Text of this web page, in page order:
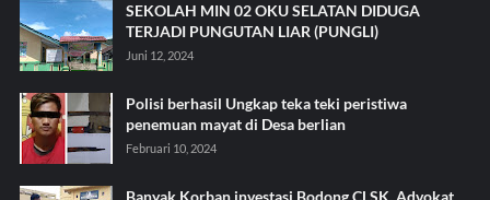
SEKOLAH MIN 02 OKU SELATAN DIDUGA
TERJADI PUNGUTAN LIAR (PUNGLI)
Juni 12, 2024
Polisi berhasil Ungkap teka teki peristiwa
penemuan mayat di Desa berlian
Februari 10, 2024
Banyak Korban investasi Bodong CLSK, Advokat